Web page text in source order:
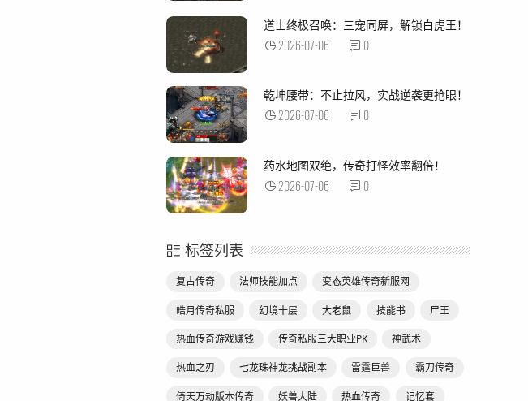
道士终极召唤：三宠同屏，解锁白虎王！
2026-07-06 0
乾坤腰带：不止拉风，实战逆袭更抢眼！
2026-07-06 0
药水地图双绝，传奇打怪效率翻倍！
2026-07-06 0
标签列表
复古传奇 法师技能加点 变态英雄传奇新服网
皓月传奇私服 幻境十层 大老鼠 技能书 尸王
热血传奇游戏赚钱 传奇私服三大职业PK 神武术
热血之刃 七龙珠神龙挑战副本 雷霆巨兽 霸刀传奇
倚天万劫版本传奇 妖兽大陆 热血传奇 记忆套